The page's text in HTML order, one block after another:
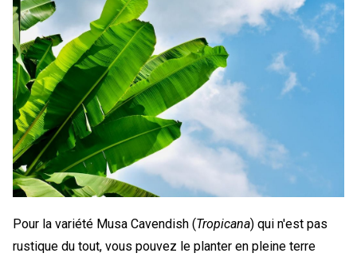
Pour la variété Musa Cavendish (Tropicana) qui n'est pas
rustique du tout, vous pouvez le planter en pleine terre